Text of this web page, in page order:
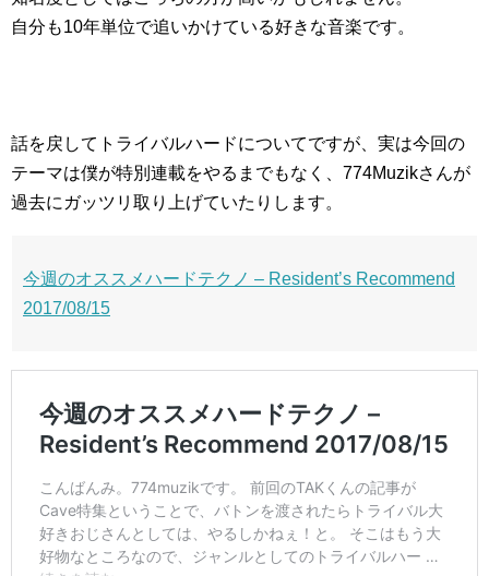
自分も10年単位で追いかけている好きな音楽です。
話を戻してトライバルハードについてですが、実は今回の
テーマは僕が特別連載をやるまでもなく、774Muzikさんが
過去にガッツリ取り上げていたりします。
今週のオススメハードテクノ – Resident’s Recommend
2017/08/15